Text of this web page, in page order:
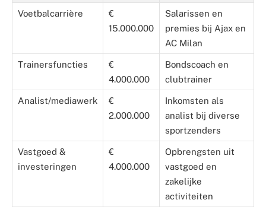
Voetbalcarrière
€
15.000.000
Salarissen en
premies bij Ajax en
AC Milan
Trainersfuncties
€
4.000.000
Bondscoach en
clubtrainer
Analist/mediawerk
€
2.000.000
Inkomsten als
analist bij diverse
sportzenders
Vastgoed &
investeringen
€
4.000.000
Opbrengsten uit
vastgoed en
zakelijke
activiteiten